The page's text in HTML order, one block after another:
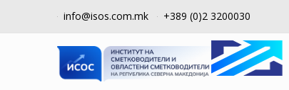
info@isos.com.mk +389 (0)2 3200030